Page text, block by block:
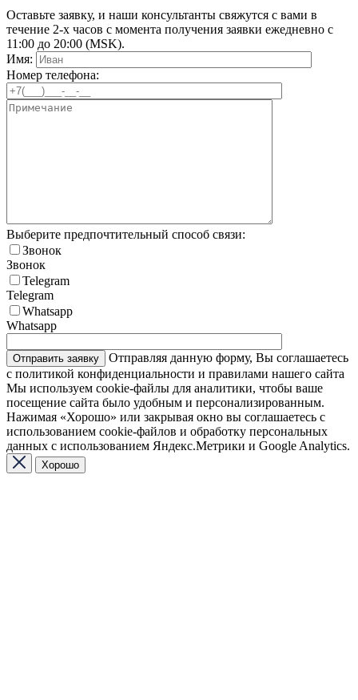
Оставьте заявку, и наши консультанты свяжутся с вами в
течение 2-х часов с момента получения заявки ежедневно с
11:00 до 20:00 (MSK).
Имя:
Номер телефона:
Выберите предпочтительный способ связи:
Звонок
Звонок
Telegram
Telegram
Whatsapp
Whatsapp
Отправляя данную форму, Вы соглашаетесь
с политикой конфиденциальности и правилами нашего сайта
Мы используем cookie-файлы для аналитики, чтобы ваше
посещение сайта было удобным и персонализированным.
Нажимая «Хорошо» или закрывая окно вы соглашаетесь с
использованием cookie-файлов и обработку персональных
данных с использованием Яндекс.Метрики и Google Analytics.
Хорошо